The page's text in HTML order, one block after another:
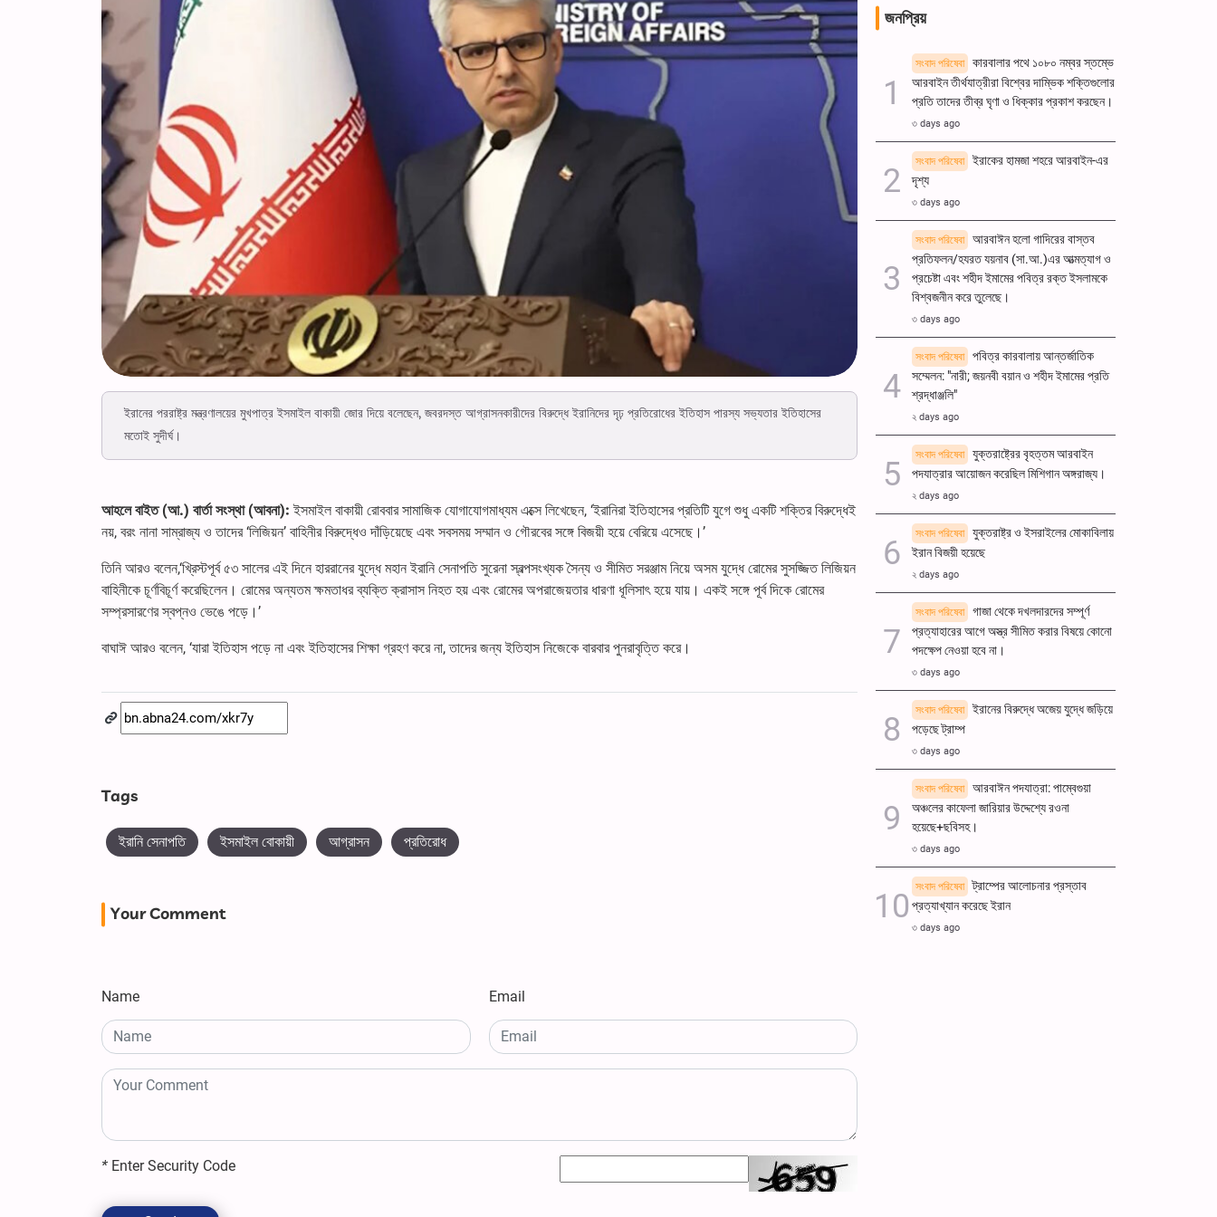
ইরানের পররাষ্ট্র মন্ত্রণালয়ের মুখপাত্র ইসমাইল বাকায়ী জোর দিয়ে বলেছেন, জবরদস্ত আগ্রাসনকারীদের বিরুদ্ধে ইরানিদের দৃঢ় প্রতিরোধের ইতিহাস পারস্য সভ্যতার ইতিহাসের
মতোই সুদীর্ঘ।
আহলে বাইত (আ.) বার্তা সংস্থা (আবনা):ইসমাইল বাকায়ী রোববার সামাজিক যোগাযোগমাধ্যম এক্সে লিখেছেন, ‘ইরানিরা ইতিহাসের প্রতিটি যুগে শুধু একটি শক্তির বিরুদ্ধেই
নয়, বরং নানা সাম্রাজ্য ও তাদের ‘লিজিয়ন’ বাহিনীর বিরুদ্ধেও দাঁড়িয়েছে এবং সবসময় সম্মান ও গৌরবের সঙ্গে বিজয়ী হয়ে বেরিয়ে এসেছে।’
তিনি আরও বলেন,‘খ্রিস্টপূর্ব ৫৩ সালের এই দিনে হাররানের যুদ্ধে মহান ইরানি সেনাপতি সুরেনা স্বল্পসংখ্যক সৈন্য ও সীমিত সরঞ্জাম নিয়ে অসম যুদ্ধে রোমের সুসজ্জিত লিজিয়ন
বাহিনীকে চূর্ণবিচূর্ণ করেছিলেন। রোমের অন্যতম ক্ষমতাধর ব্যক্তি ক্রাসাস নিহত হয় এবং রোমের অপরাজেয়তার ধারণা ধূলিসাৎ হয়ে যায়। একই সঙ্গে পূর্ব দিকে রোমের
সম্প্রসারণের স্বপ্নও ভেঙে পড়ে।’
বাঘাঈ আরও বলেন, ‘যারা ইতিহাস পড়ে না এবং ইতিহাসের শিক্ষা গ্রহণ করে না, তাদের জন্য ইতিহাস নিজেকে বারবার পুনরাবৃত্তি করে।
Tags
ইরানি সেনাপতি ইসমাইল বোকায়ী আগ্রাসন প্রতিরোধ
Your Comment
Name Email
* Enter Security Code
জনপ্রিয়
সংবাদ পরিষেবা
কারবালার পথে ১০৮০ নম্বর স্তম্ভে
আরবাইন তীর্থযাত্রীরা বিশ্বের দাম্ভিক শক্তিগুলোর
প্রতি তাদের তীব্র ঘৃণা ও ধিক্কার প্রকাশ করছেন।
৩ days ago
সংবাদ পরিষেবা
ইরাকের হামজা শহরে আরবাইন-এর
দৃশ্য
৩ days ago
সংবাদ পরিষেবা
আরবাঈন হলো গাদিরের বাস্তব
প্রতিফলন/হযরত যয়নাব (সা.আ.)এর আত্মত্যাগ ও
প্রচেষ্টা এবং শহীদ ইমামের পবিত্র রক্ত ​​ইসলামকে
বিশ্বজনীন করে তুলেছে।
৩ days ago
সংবাদ পরিষেবা
পবিত্র কারবালায় আন্তর্জাতিক
সম্মেলন: "নারী; জয়নবী বয়ান ও শহীদ ইমামের প্রতি
শ্রদ্ধাঞ্জলি"
২ days ago
সংবাদ পরিষেবা
যুক্তরাষ্ট্রের বৃহত্তম আরবাইন
পদযাত্রার আয়োজন করেছিল মিশিগান অঙ্গরাজ্য।
২ days ago
সংবাদ পরিষেবা
যুক্তরাষ্ট্র ও ইসরাইলের মোকাবিলায়
ইরান বিজয়ী হয়েছে
২ days ago
সংবাদ পরিষেবা
গাজা থেকে দখলদারদের সম্পূর্ণ
প্রত্যাহারের আগে অস্ত্র সীমিত করার বিষয়ে কোনো
পদক্ষেপ নেওয়া হবে না।
৩ days ago
সংবাদ পরিষেবা
ইরানের বিরুদ্ধে অজেয় যুদ্ধে জড়িয়ে
পড়েছে ট্রাম্প
৩ days ago
সংবাদ পরিষেবা
আরবাঈন পদযাত্রা: পাম্বেগুয়া
অঞ্চলের কাফেলা জারিয়ার উদ্দেশ্যে রওনা
হয়েছে+ছবিসহ।
৩ days ago
সংবাদ পরিষেবা
ট্রাম্পের আলোচনার প্রস্তাব
প্রত্যাখ্যান করেছে ইরান
৩ days ago